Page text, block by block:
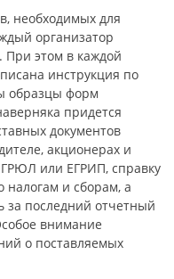
необходимых для
организатор
При этом в каждой
инструкция по
образцы форм
придется
документов
акционерах и
или ЕГРИП, справку
налогам и сборам, а
за последний отчетный
внимание
о поставляемых